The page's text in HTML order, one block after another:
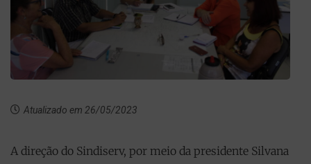
Atualizado em 26/05/2023
A direção do Sindiserv, por meio da presidente Silvana